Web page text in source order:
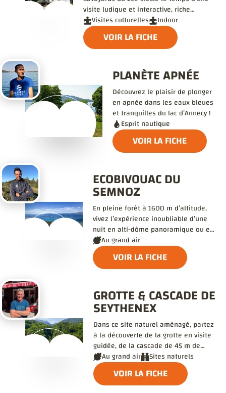
visite ludique et interactive, riche
d'enseignements pour aujourd'hui, à
l'heure où il nous faut repenser nos
modes de vie !
Visites culturelles Indoor
VOIR LA FICHE
PLANÈTE APNÉE
Découvrez le plaisir de plonger
en apnée dans les eaux bleues
et tranquilles du lac d’Annecy !
Esprit nautique
VOIR LA FICHE
ECOBIVOUAC DU
SEMNOZ
En pleine forêt à 1600 m d’altitude,
vivez l’expérience inoubliable d’une
nuit en alti-dôme panoramique ou en
igloo et vivez une soirée 100%
nature.
Au grand air
VOIR LA FICHE
GROTTE & CASCADE DE
SEYTHENEX
Dans ce site naturel aménagé, partez
à la découverte de la grotte en visite
guidée, de la cascade de 45 m de
haut, ou lancez-vous sur la
tyrolienne…
Au grand air Sites naturels
VOIR LA FICHE